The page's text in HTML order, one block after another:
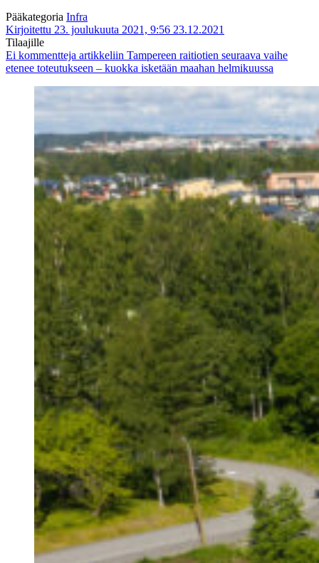
Pääkategoria Infra
Kirjoitettu 23. joulukuuta 2021, 9:56 23.12.2021
Tilaajille
Ei kommentteja artikkeliin Tampereen raitiotien seuraava vaihe
etenee toteutukseen – kuokka isketään maahan helmikuussa